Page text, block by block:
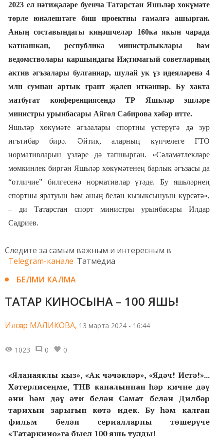
2023 ел нәтиҗәләре буенча Татарстан Яшьләр хөкүмәте
төрле юнәлештәге биш проектны гамәлгә ашырган.
Аның составындагы киңәшчеләр 160ка якын чарада
катнашкан, республика министрлыклары һәм
ведомстволары каршындагы Иҗтимагый советларның
актив әгъзалары булганнар, шулай ук үз идеяләренә 4
млн сумнан артык грант җәлеп иткәннәр. Бу хакта
матбугат конференциясендә ТР Яшьләр эшләре
министры урынбасары Айгөл Сабирова хәбәр итте.
Яшьләр хөкүмәте әгъзалары спортны үстерүгә дә зур
игътибар бирә. Әйтик, аларның күпчелеге ГТО
нормативларын үзләре дә тапшырган. «Сәламәтлекләре
мөмкинлек биргән Яшьләр хөкүмәтенең барлык әгъзасы да
“отличие” билгесенә нормативлар үтәде. Бу яшьләрнең
спортны яратуын һәм аның белән кызыксынуын күрсәтә»,
– ди Татарстан спорт министры урынбасары Илдар
Садриев.
Следите за самым важным и интересным в
Telegram-канале Татмедиа
БЕЛМИ КАЛМА
ТАТАР КИНОСЫНА – 100 ЯШЬ!
Илсөяр МАЛИКОВА, 13 марта 2024 - 16:44
1023 0 0
«Яланаяклы кыз», «Ак чәчәкләр», «Ядәч! Истә!»...
Хәтерлисеңме, ТНВ каналыннан һәр кичне дәү
әни һәм дәү әти белән Самат белән Дилбәр
тарихын зарыгып көтә идек. Бу һәм калган
фильм белән сериалларны төшерүче
«Татаркино»га быел 100 яшь тулды!